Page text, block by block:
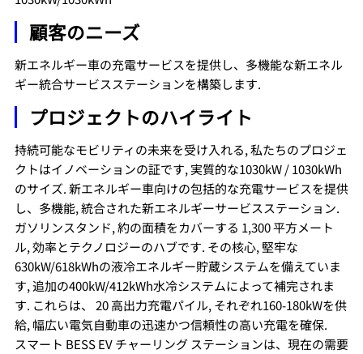
顧客のニーズ
新エネルギー車の充電サービスを提供し、多機能な新エネル
ギー統合サービスステーションを構築します.
プロジェクトのハイライト
持続可能なモビリティの未来を受け入れる, 私たちのプロジェ
クトはイノベーションの証です, 実質的な1030kW / 1030kWh
のサイズ. 新エネルギー車向けの包括的な充電サービスを提供
し、多機能, 統合された新エネルギーサービスステーション.
ガソリンスタンド, 約の面積をカバーする 1,300 平方メート
ル, 効率とテクノロジーのハブです. その核心, 堅牢な
630kW/618kWhの液冷エネルギー貯蔵システムを備えていま
す, 追加の400kW/412kWh水冷システムによって補完されま
す. これらは、 20 高出力充電パイル, それぞれ160-180kWを供
給, 幅広い電気自動車の迅速かつ信頼性の高い充電を確保.
スマート BESS EV チャーリング ステーションは、現在の需要